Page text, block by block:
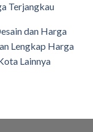
Terjangkau
dan Harga
Lengkap Harga
Lainnya